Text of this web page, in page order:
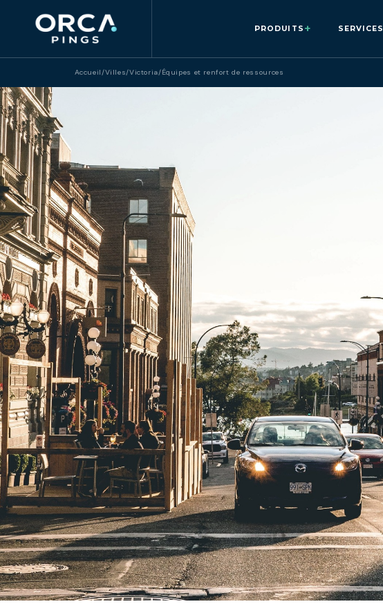
PRODUITS + SERVICES
Accueil/Villes/Victoria/Équipes et renfort de ressources